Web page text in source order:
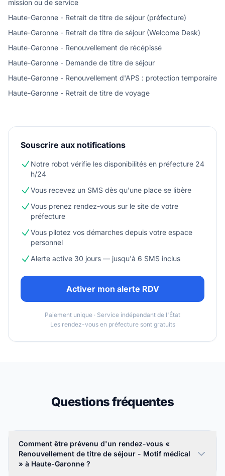
mission ou de service
Haute-Garonne - Retrait de titre de séjour (préfecture)
Haute-Garonne - Retrait de titre de séjour (Welcome Desk)
Haute-Garonne - Renouvellement de récépissé
Haute-Garonne - Demande de titre de séjour
Haute-Garonne - Renouvellement d'APS : protection temporaire
Haute-Garonne - Retrait de titre de voyage
Souscrire aux notifications
Notre robot vérifie les disponibilités en préfecture 24
h/24
Vous recevez un SMS dès qu'une place se libère
Vous prenez rendez-vous sur le site de votre
préfecture
Vous pilotez vos démarches depuis votre espace
personnel
Alerte active 30 jours — jusqu'à 6 SMS inclus
Activer mon alerte RDV
Paiement unique · Service indépendant de l'État
Les rendez-vous en préfecture sont gratuits
Questions fréquentes
Comment être prévenu d'un rendez-vous «
Renouvellement de titre de séjour - Motif médical
» à Haute-Garonne ?